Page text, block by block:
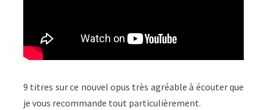
9 titres sur ce nouvel opus très agréable à écouter que
je vous recommande tout particulièrement.